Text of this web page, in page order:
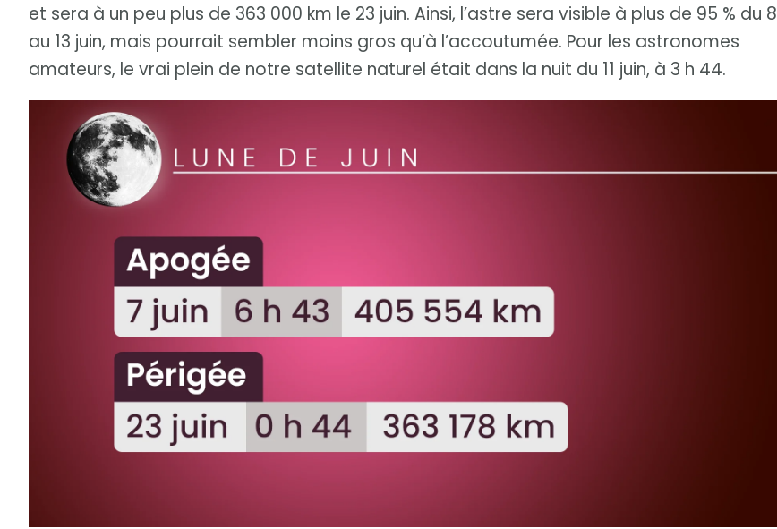
et sera à un peu plus de 363 000 km le 23 juin. Ainsi, l’astre sera visible à plus de 95 % du 8
au 13 juin, mais pourrait sembler moins gros qu’à l’accoutumée. Pour les astronomes
amateurs, le vrai plein de notre satellite naturel était dans la nuit du 11 juin, à 3 h 44.